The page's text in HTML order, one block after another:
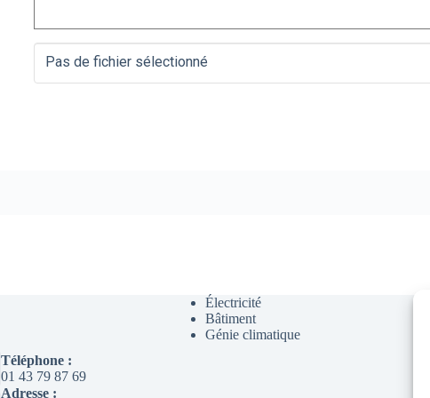
Pas de fichier sélectionné
Téléphone :
01 43 79 87 69
Adresse :
Électricité
Bâtiment
Génie climatique